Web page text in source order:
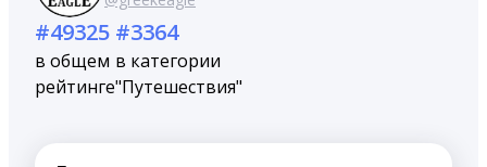
#49325
в общем
рейтинге
#3364
в категории
"Путешествия"